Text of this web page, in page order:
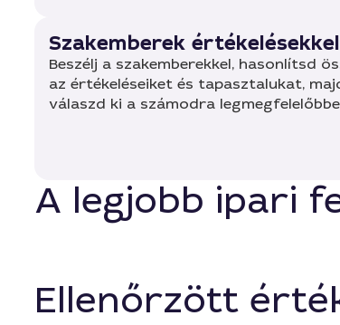
Szakemberek értékelésekkel
Beszélj a szakemberekkel, hasonlítsd
az értékeléseiket és tapasztalukat,
válaszd ki a számodra
A legjobb ipari
Ellenőrzött